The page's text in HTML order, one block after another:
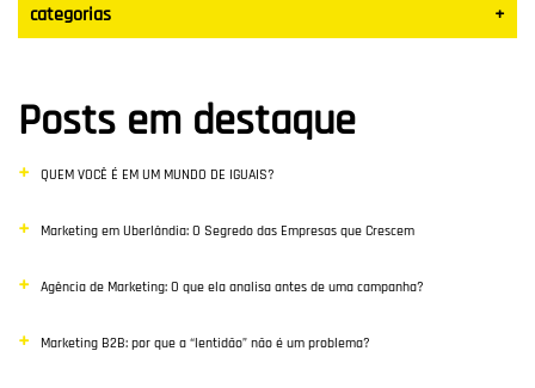
categorias +
Blog
Vendas
Destaque
Inbound Marketing
Desenvolvimento Web
Posts em destaque
QUEM VOCÊ É EM UM MUNDO DE IGUAIS?
Marketing em Uberlândia: O Segredo das Empresas que Crescem
Agência de Marketing: O que ela analisa antes de uma campanha?
Marketing B2B: por que a “lentidão” não é um problema?